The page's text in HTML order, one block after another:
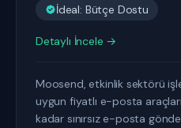
İdeal: Bütçe Dostu
Detaylı İncele →
Moosend, etkinlik sektörü
uygun fiyatlı e-posta
kadar sınırsız e-posta